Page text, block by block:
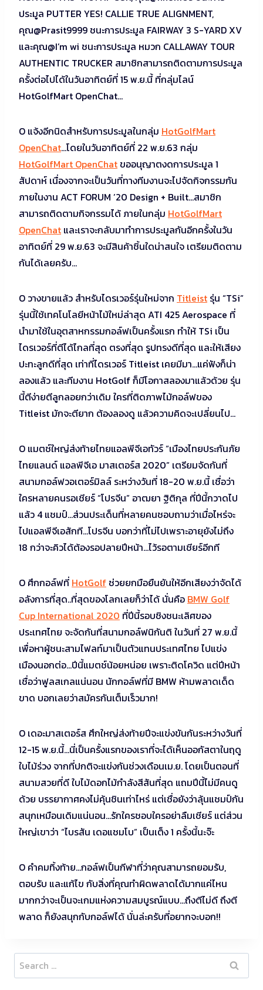
ประมูล PUTTER YES! CALLIE TRUE ALIGNMENT,
คุณ@Prasit9999 ชนะการประมูล FAIRWAY 3 S-YARD XV
และคุณ@I’m wi ชนะการประมูล หมวก CALLAWAY TOUR
AUTHENTIC TRUCKER สมาชิกสามารถติดตามการประมูล
ครั้งต่อไปได้ในวันอาทิตย์ที่ 15 พ.ย.นี้ ที่กลุ่มไลน์
HotGolfMart OpenChat…
O แจ้งอีกนิดสำหรับการประมูลในกลุ่ม HotGolfMart
OpenChat…โดยในวันอาทิตย์ที่ 22 พ.ย.63 กลุ่ม
HotGolfMart OpenChatขออนุญาตงดการประมูล 1
สัปดาห์ เนื่องจากจะเป็นวันที่ทางทีมงานจะไปจัดกิจกรรมกัน
ภายในงาน ACT FORUM ’20 Design + Built…สมาชิก
สามารถติดตามกิจกรรมได้ ภายในกลุ่ม HotGolfMart
OpenChat และเราจะกลับมาทำการประมูลกันอีกครั้งในวัน
อาทิตย์ที่ 29 พ.ย.63 จะมีสินค้าชิ้นใดน่าสนใจ เตรียมติดตาม
กันได้เลยครับ…
O วางขายแล้ว สำหรับไดรเวอร์รุ่นใหม่จาก Titleist รุ่น “TSi”
รุ่นนี้ใช้เทคโนโลยีหน้าไม้ใหม่ล่าสุด ATI 425 Aerospace ที่
นำมาใช้ในอุตสาหกรรมกอล์ฟเป็นครั้งแรก ทำให้ TSi เป็น
ไดรเวอร์ที่ตีได้ไกลที่สุด ตรงที่สุด รูปทรงดีที่สุด และให้เสียง
ปะทะลูกดีที่สุด เท่าที่ไดรเวอร์ Titleist เคยมีมา…แค่ฟังก็น่า
ลองแล้ว และทีมงาน HotGolf ก็มีโอกาสลองมาแล้วด้วย รุ่น
นี้ตีง่ายตีลูกลอยกว่าเดิม ใครที่ติดภาพไม้กอล์ฟของ
Titleist มักจะตียาก ต้องลองดู แล้วความคิดจะเปลี่ยนไป…
O แมตช์ใหญ่ส่งท้ายไทยแอลพีจีเอทัวร์ “เมืองไทยประกันภัย
ไทยแลนด์ แอลพีจีเอ มาสเตอร์ส 2020” เตรียมจัดกันที่
สนามกอล์ฟวอเตอร์มิลล์ ระหว่างวันที่ 18-20 พ.ย.นี้ เชื่อว่า
ใครหลายคนรอเชียร์ “โปรจีน” อาฒยา ฐิติกุล ที่ปีนี้กวาดไป
แล้ว 4 แชมป์…ส่วนประเด็นที่หลายคนชอบถามว่าเมื่อไหร่จะ
ไปแอลพีจีเอสักที…โปรจีน บอกว่าที่ไม่ไปเพราะอายุยังไม่ถึง
18 กว่าจะคิวได้ต้องรอปลายปีหน้า…ไว้รอตามเชียร์อีกที
O ศึกกอล์ฟที่ HotGolfช่วยยกมือยืนยันให้อีกเสียงว่าจัดได้
อลังการที่สุด..ที่สุดของโลกเลยก็ว่าได้ นั่นคือ BMW Golf
Cup International 2020 ที่ปีนี้รอบชิงชนะเลิศของ
ประเทศไทย จะจัดกันที่สนามกอล์ฟนิกันติ ในวันที่ 27 พ.ย.นี้
เพื่อหาผู้ชนะสามไฟลท์มาเป็นตัวแทนประเทศไทย ไปแข่ง
เมืองนอกต่อ…ปีนี้แมตช์น้อยหน่อย เพราะติดโควิด แต่ปีหน้า
เชื่อว่าฟูลสเกลแน่นอน นักกอล์ฟที่มี BMW ห้ามพลาดเด็ด
ขาด บอกเลยว่าสมัครกันเต็มเร็วมาก!
O เดอะมาสเตอร์ส ศึกใหญ่ส่งท้ายปีจะแข่งขันกันระหว่างวันที่
12-15 พ.ย.นี้…นี่เป็นครั้งแรกของเราที่จะได้เห็นออกัสตาในฤดู
ใบไม้ร่วง จากที่ปกติจะแข่งกันช่วงเดือนเม.ย. โดยเป็นตอนที่
สนามสวยที่ดี ใบไม้ดอกไม้กำลังสีสันที่สุด แถมปีนี้ไม่มีคนดู
ด้วย บรรยากาศคงไม่คุ้นชินเท่าไหร่ แต่เชื่อยังว่าลุ้นแชมป์กัน
สนุกเหมือนเดิมแน่นอน…รักใครชอบใครอย่าลืมเชียร์ แต่ส่วน
ใหญ่เขาว่า “ไบรสัน เดอแชมโบ” เป็นเต็ง 1 ครั้งนี้นะจ๊ะ
O คำคมทิ้งท้าย…กอล์ฟเป็นกีฬาที่ว่าคุณสามารถยอมรับ,
ตอบรับ และแก้ไข กับสิ่งที่คุณทำผิดพลาดได้มากแค่ไหน
มากกว่าจะเป็นจะเกมแห่งความสมบูรณ์แบบ…ถึงตีไม่ดี ถึงตี
พลาด ก็ยังสนุกกับกอล์ฟได้ นั่นล่ะครับที่อยากจะบอก!!
Search
for: